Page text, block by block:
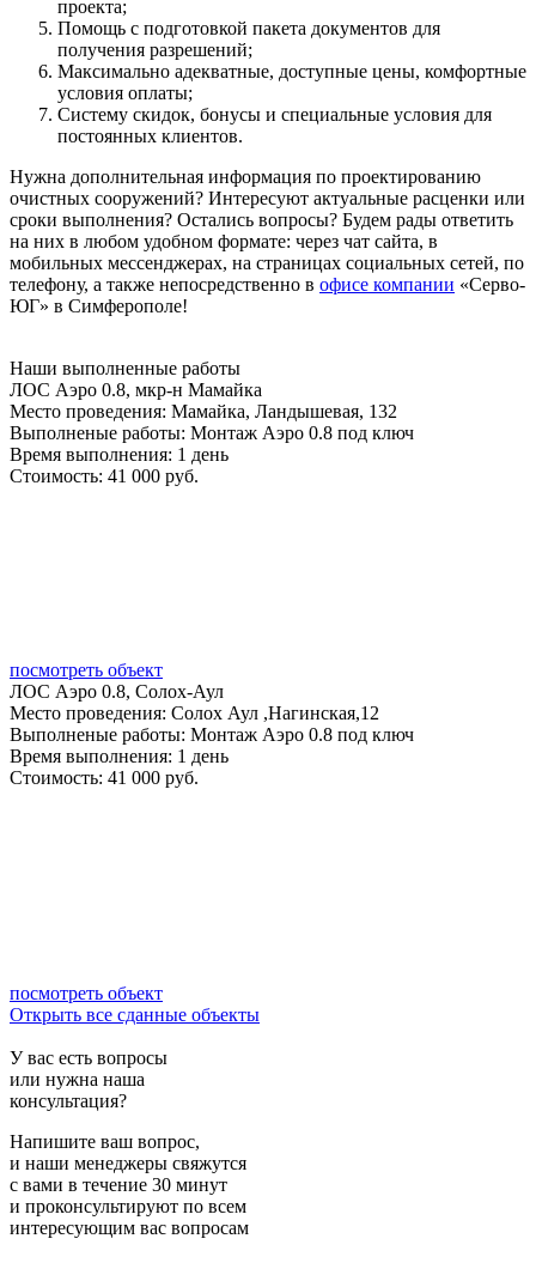
проекта;
Помощь с подготовкой пакета документов для
получения разрешений;
Максимально адекватные, доступные цены, комфортные
условия оплаты;
Систему скидок, бонусы и специальные условия для
постоянных клиентов.
Нужна дополнительная информация по проектированию
очистных сооружений? Интересуют актуальные расценки или
сроки выполнения? Остались вопросы? Будем рады ответить
на них в любом удобном формате: через чат сайта, в
мобильных мессенджерах, на страницах социальных сетей, по
телефону, а также непосредственно в офисе компании «Серво-
ЮГ» в Симферополе!
Наши выполненные работы
ЛОС Аэро 0.8, мкр-н Мамайка
Место проведения: Мамайка, Ландышевая, 132
Выполненые работы: Монтаж Аэро 0.8 под ключ
Время выполнения: 1 день
Стоимость: 41 000 руб.
посмотреть объект
ЛОС Аэро 0.8, Солох-Аул
Место проведения: Солох Аул ,Нагинская,12
Выполненые работы: Монтаж Аэро 0.8 под ключ
Время выполнения: 1 день
Стоимость: 41 000 руб.
посмотреть объект
Открыть все сданные объекты
У вас есть вопросы
или нужна наша
консультация?
Напишите ваш вопрос,
и наши менеджеры свяжутся
с вами в течение 30 минут
и проконсультируют по всем
интересующим вас вопросам